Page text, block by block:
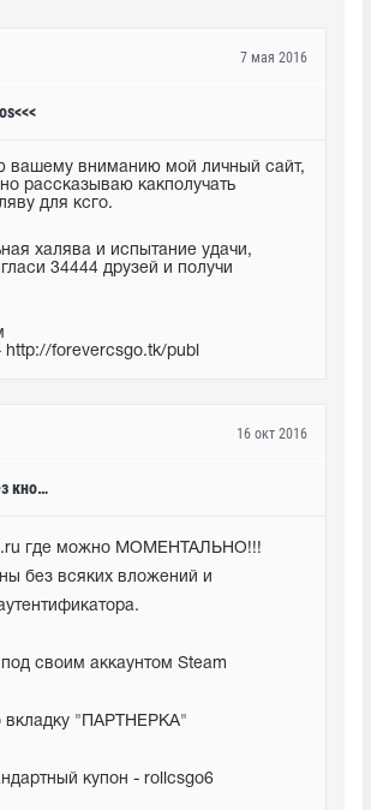
7 мая 2016
вашему вниманию мой личный сайт,
рассказываю какполучать
для ксго.
халява и испытание удачи,
34444 друзей и получи
http://forevercsgo.tk/publ
Сижка без кнопки
16 окт 2016
где можно МОМЕНТАЛЬНО!!!
без всяких вложений и
своим аккаунтом Steam
вкладку "ПАРТНЕРКА"
купон - rollcsgo6